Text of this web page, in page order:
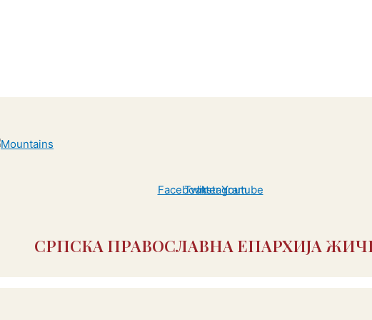
Facebook
Twitter
Instagram
Youtube
СРПСКА ПРАВОСЛАВНА ЕПАРХИЈА